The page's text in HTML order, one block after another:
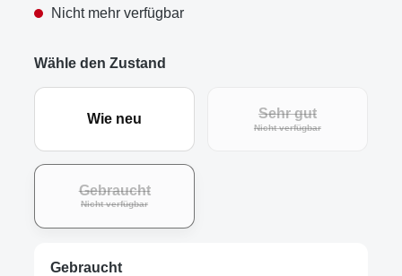
Nicht mehr verfügbar
Wähle den Zustand
Wie neu Sehr gut
Nicht verfügbar
Gebraucht
Nicht verfügbar
Gebraucht